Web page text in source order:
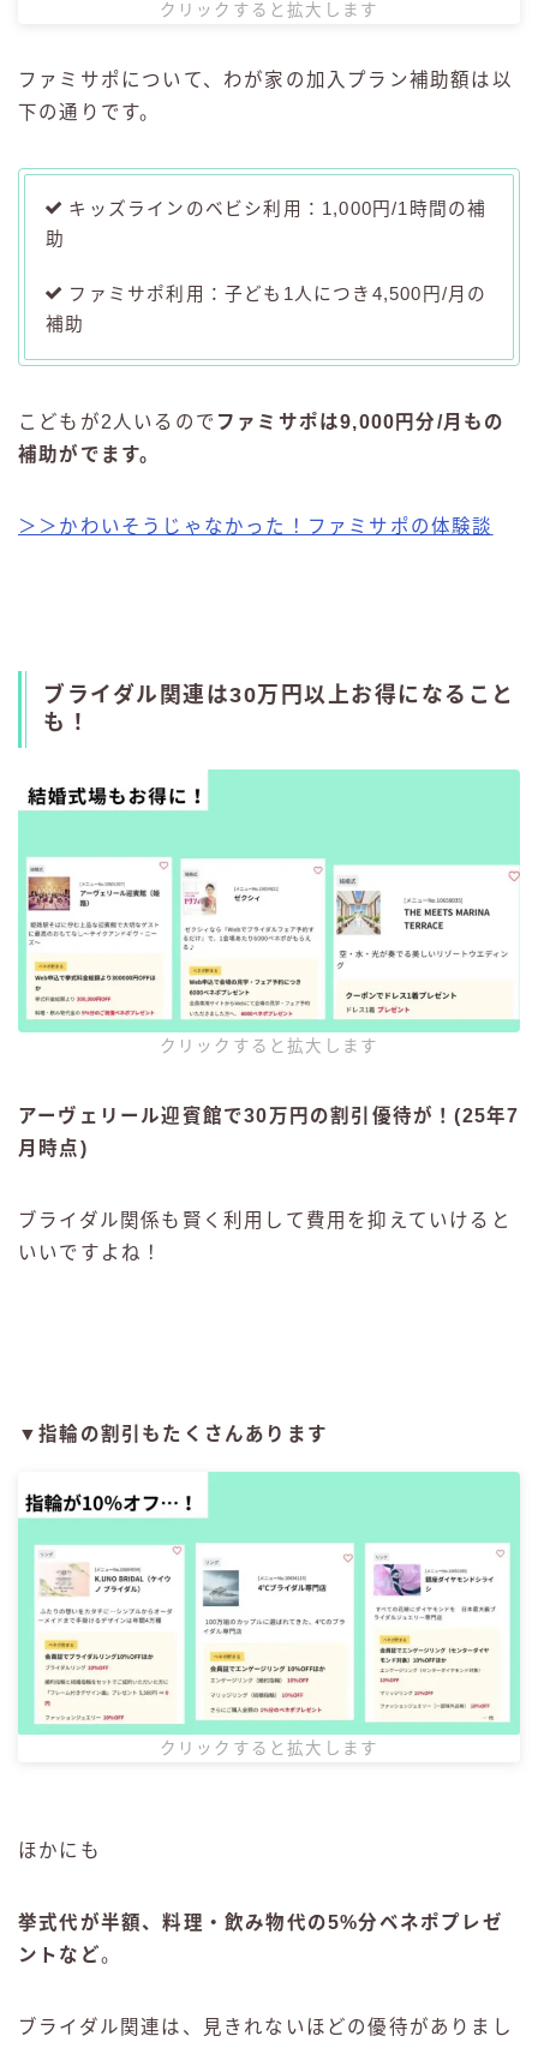
クリックすると拡大します
ファミサポについて、わが家の加入プラン補助額は以
下の通りです。
キッズラインのベビシ利用：1,000円/1時間の補
助
ファミサポ利用：子ども1人につき4,500円/月の
補助
こどもが2人いるので ファミサポは9,000円分/月もの
補助がでます。
＞＞かわいそうじゃなかった！ファミサポの体験談
ブライダル関連は30万円以上お得になること
も！
クリックすると拡大します
アーヴェリール迎賓館で30万円の割引優待が！(25年7
月時点)
ブライダル関係も賢く利用して費用を抑えていけると
いいですよね！
▼指輪の割引もたくさんあります
クリックすると拡大します
ほかにも
挙式代が半額、料理・飲み物代の5%分ベネポプレゼ
ントなど。
ブライダル関連は、見きれないほどの優待がありまし